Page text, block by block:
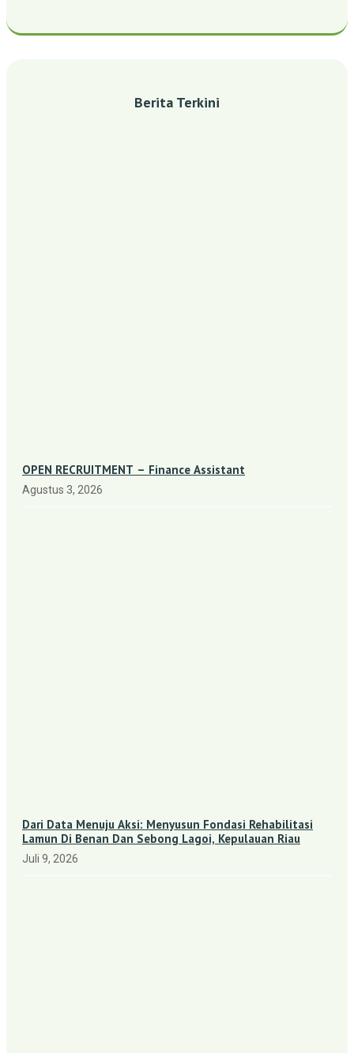
Berita Terkini
OPEN RECRUITMENT – Finance Assistant
Agustus 3, 2026
Dari Data Menuju Aksi: Menyusun Fondasi Rehabilitasi
Lamun Di Benan Dan Sebong Lagoi, Kepulauan Riau
Juli 9, 2026